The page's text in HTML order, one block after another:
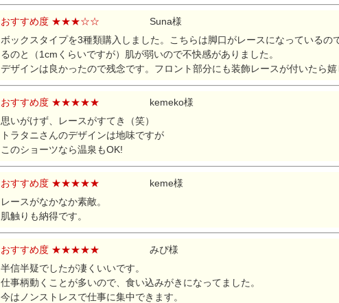
おすすめ度 ★★★☆☆
Suna様
ボックスタイプを3種類購入しました。こちらは脚口がレースになっているの
るのと（1cmくらいですが）肌が弱いので不快感がありました。
デザインは良かったので残念です。フロント部分にも装飾レースが付いたら嬉
おすすめ度 ★★★★★
kemeko様
思いがけず、レースがすてき（笑）
トラタニさんのデザインは地味ですが
このショーツなら温泉もOK!
おすすめ度 ★★★★★
keme様
レースがなかなか素敵。
肌触りも納得です。
おすすめ度 ★★★★★
みぴ様
半信半疑でしたが凄くいいです。
仕事柄動くことが多いので、食い込みがきになってました。
今はノンストレスで仕事に集中できます。